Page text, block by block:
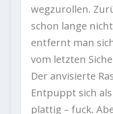
wegzurollen.
schon lange
entfernt man
vom letzten
Der anvisierte
Entpuppt sich
plattig – fuck.